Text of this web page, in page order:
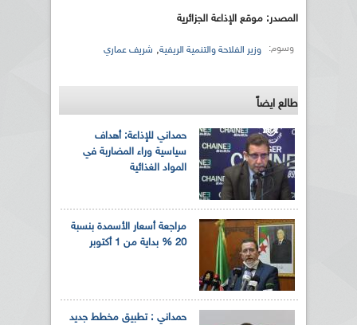
المصدر: موقع الإذاعة الجزائرية
وسوم: وزير الفلاحة والتنمية الريفية, شريف عماري
طالع ايضاً
حمداني للإذاعة: أهداف
سياسية وراء المضاربة في
المواد الغذائية
مراجعة أسعار الأسمدة بنسبة
20 % بداية من 1 أكتوبر
حمداني : تطبيق مخطط جديد